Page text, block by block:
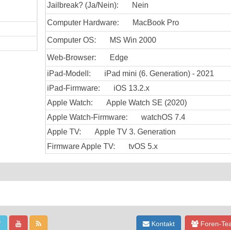
Jailbreak? (Ja/Nein):
Nein
Computer Hardware: MacBook Pro
Computer OS: MS Win 2000
Web-Browser:
Edge
iPad-Modell:
iPad mini (6. Generation) - 2021
iPad-Firmware:
iOS 13.2.x
Apple Watch:
Apple Watch SE (2020)
Apple Watch-Firmware:
watchOS 7.4
Apple TV:
Apple TV 3. Generation
Firmware Apple TV:
tvOS 5.x
Kontakt Foren-